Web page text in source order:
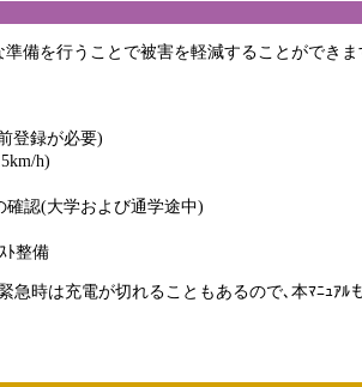
備を行うことで被害を軽減することができ
登録が必要)
h)
認(大学および通学途中)
ﾄ整備
急時は充電が切れることもあるので､本ﾏﾆｭｱﾙ